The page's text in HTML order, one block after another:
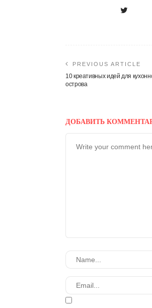
PREVIOUS ARTICLE
10 креативных идей для
острова
ДОБАВИТЬ